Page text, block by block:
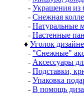
- Украшения из
- Снежная
- Натуральные
- Настенные
♦ Уголок
- "Снежные"
- Аксессуары
- Подставки,
- Упаковка
- В помощь